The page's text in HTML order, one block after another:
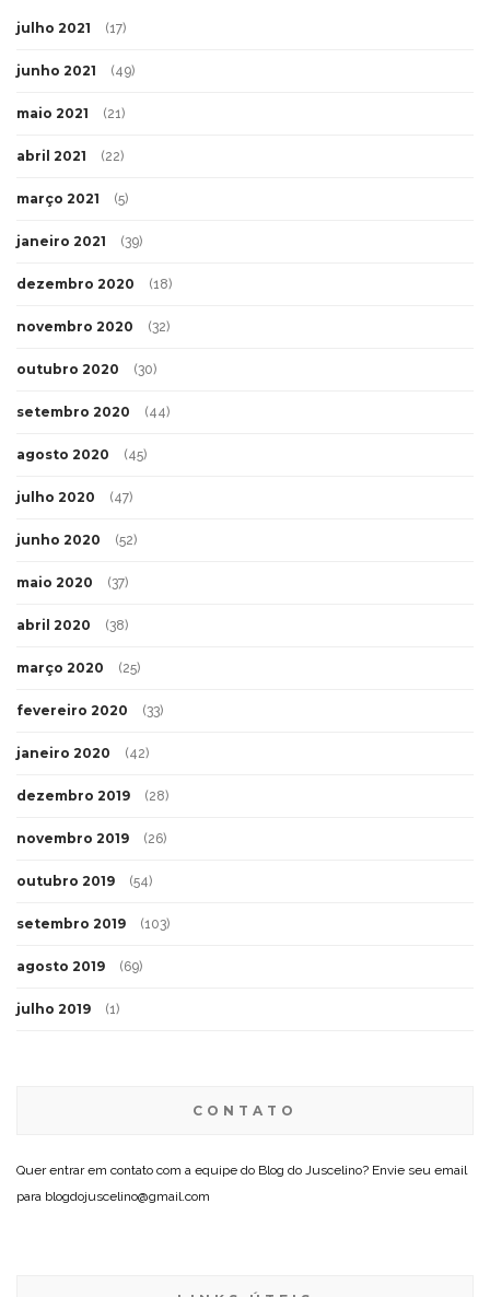
julho 2021 (17)
junho 2021 (49)
maio 2021 (21)
abril 2021 (22)
março 2021 (5)
janeiro 2021 (39)
dezembro 2020 (18)
novembro 2020 (32)
outubro 2020 (30)
setembro 2020 (44)
agosto 2020 (45)
julho 2020 (47)
junho 2020 (52)
maio 2020 (37)
abril 2020 (38)
março 2020 (25)
fevereiro 2020 (33)
janeiro 2020 (42)
dezembro 2019 (28)
novembro 2019 (26)
outubro 2019 (54)
setembro 2019 (103)
agosto 2019 (69)
julho 2019 (1)
CONTATO
Quer entrar em contato com a equipe do Blog do Juscelino? Envie seu email
para blogdojuscelino@gmail.com